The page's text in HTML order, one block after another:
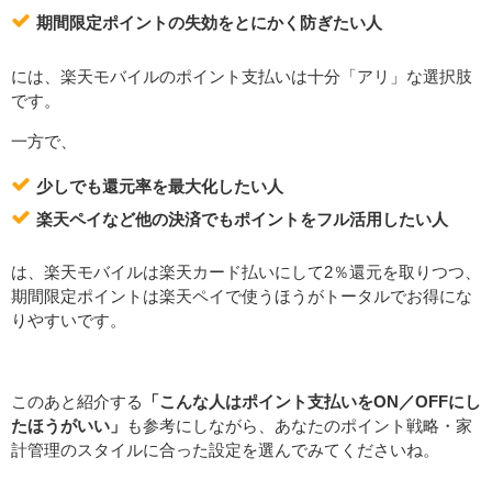
期間限定ポイントの失効をとにかく防ぎたい人
には、楽天モバイルのポイント支払いは十分「アリ」な選択肢
です。
一方で、
少しでも還元率を最大化したい人
楽天ペイなど他の決済でもポイントをフル活用したい人
は、楽天モバイルは楽天カード払いにして2％還元を取りつつ、
期間限定ポイントは楽天ペイで使うほうがトータルでお得にな
りやすいです。
このあと紹介する
「こんな人はポイント支払いをON／OFFにし
たほうがいい」
も参考にしながら、あなたのポイント戦略・家
計管理のスタイルに合った設定を選んでみてくださいね。